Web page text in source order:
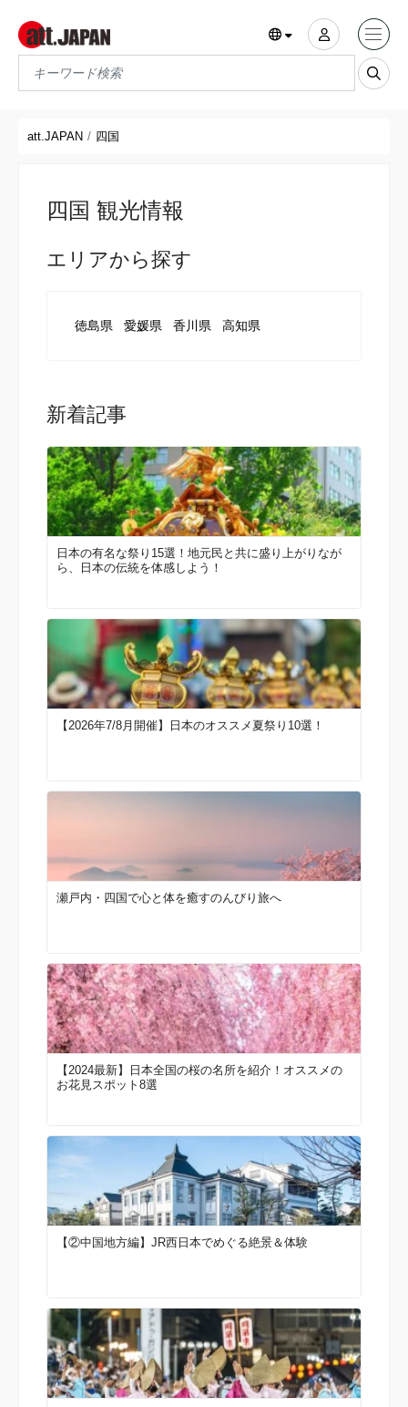
Translations title cont
att.JAPAN 四国
四国 観光情報
エリアから探す
徳島県 愛媛県 香川県 高知県
新着記事
日本の有名な祭り15選！地元民と共に盛り上がりなが
ら、日本の伝統を体感しよう！
【2026年7/8月開催】日本のオススメ夏祭り10選！
瀬戸内・四国で心と体を癒すのんびり旅へ
【2024最新】日本全国の桜の名所を紹介！オススメの
お花見スポット8選
【②中国地方編】JR西日本でめぐる絶景＆体験